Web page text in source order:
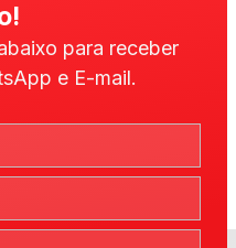
para receber
e E-mail.